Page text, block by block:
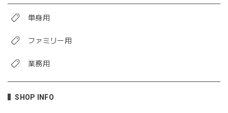
単身用
ファミリー用
業務用
SHOP INFO